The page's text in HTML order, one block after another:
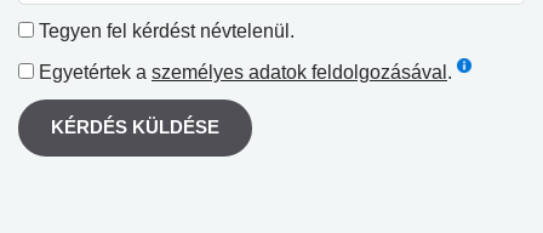
Tegyen fel kérdést névtelenül.
Egyetértek a személyes adatok feldolgozásával .
KÉRDÉS KÜLDÉSE